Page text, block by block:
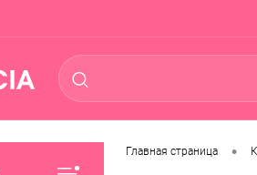
Главная страница •